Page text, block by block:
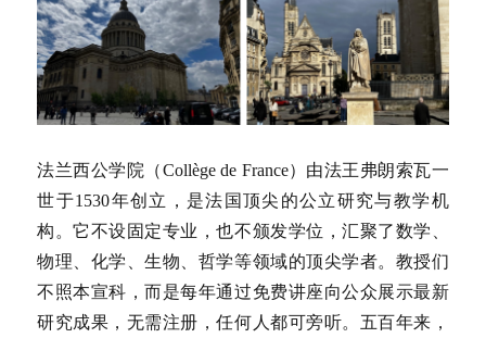
Culture,
and
New
法兰西公学院（Collège de France）由法王弗朗索瓦一
世于1530年创立，是法国顶尖的公立研究与教学机
构。它不设固定专业，也不颁发学位，汇聚了数学、
物理、化学、生物、哲学等领域的顶尖学者。教授们
不照本宣科，而是每年通过免费讲座向公众展示最新
研究成果，无需注册，任何人都可旁听。五百年来，